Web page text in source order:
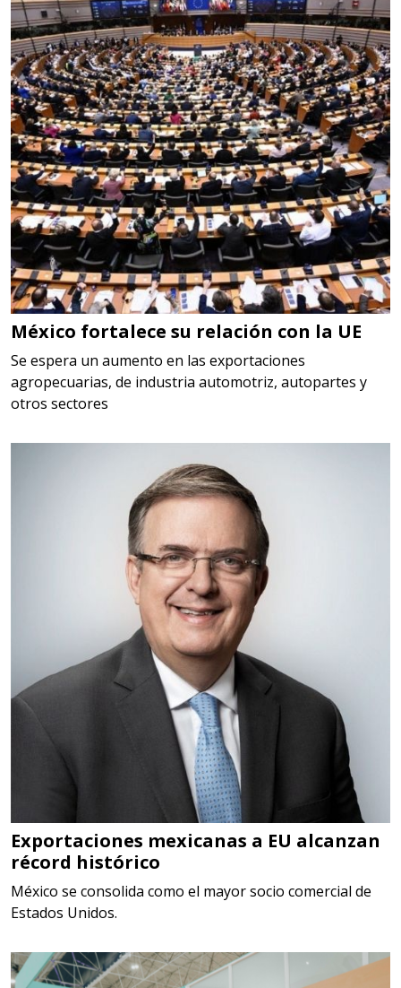
Especificaciones:
cualquiera
Aplicar al Requerimiento
Empresa en Querétaro
Requiere:
HERRAMIENTAS DE CORTE
Especificaciones:
HSS, CON RECUBRIMIENTO,
CARBURO, RIMAS, ENDMILLS,
BROCAS, LIMAS, ETC
Aplicar al Requerimiento
Empresa en Querétaro
Requiere:
HERRAMIENTAS DE TORQUE
Especificaciones:
TORQUE CONTROLADO,
MECANICOS, ELECTRONICOS,
DIGITALES, MULTIPLICADORES,
PARA PUNTAS,
Aplicar al Requerimiento
Empresa en Estado de México
SCRAP
Somos Proveedores de GESTION
DE RESIDUOS Y DESTRUCCION
FISCAL
Aplicar al Requerimiento
Empresa en Jalisco
México fortalece su relación con la UE
Se espera un aumento en las exportaciones
agropecuarias, de industria automotriz, autopartes y
otros sectores
Exportaciones mexicanas a EU alcanzan
récord histórico
México se consolida como el mayor socio comercial de
Estados Unidos.